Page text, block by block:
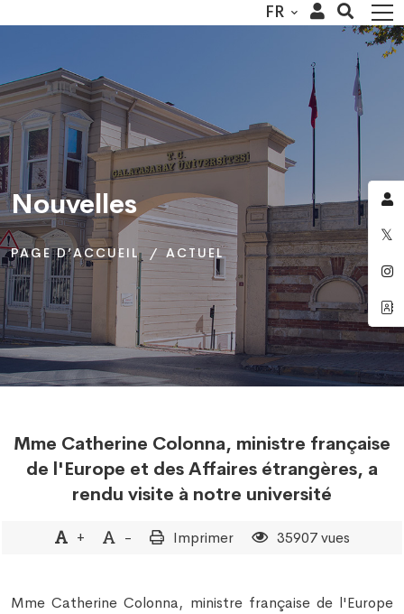
FR
Nouvelles
PAGE D’ACCUEIL ACTUEL
Nouvelles
PAGE D’ACCUEIL ACTUEL
Nouvelles
PAGE D’ACCUEIL ACTUEL
Mme Catherine Colonna, ministre française
de l'Europe et des Affaires étrangères, a
rendu visite à notre université
+ - Imprimer 35907 vues
Mme Catherine Colonna, ministre française de l'Europe